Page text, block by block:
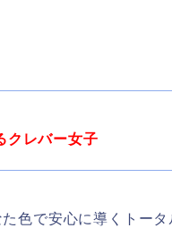
クレバー女子
色で安心に導くトータ